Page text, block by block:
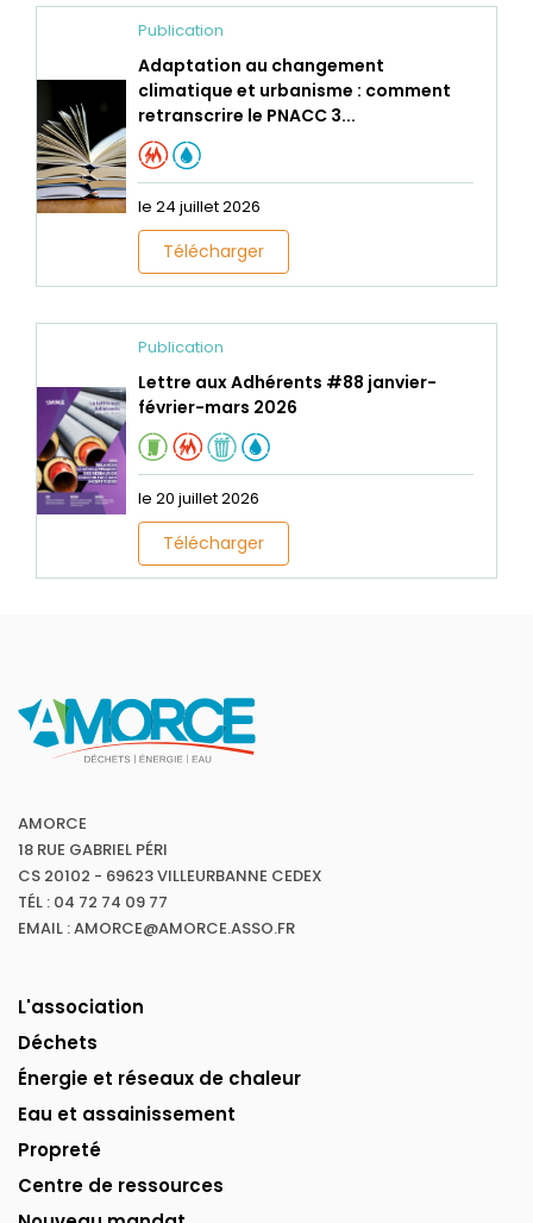
Publication
Adaptation au changement
climatique et urbanisme : comment
retranscrire le PNACC 3...
le 24 juillet 2026
Télécharger
Publication
Lettre aux Adhérents #88 janvier-
février-mars 2026
le 20 juillet 2026
Télécharger
AMORCE
18 RUE GABRIEL PÉRI
CS 20102 - 69623 VILLEURBANNE CEDEX
TÉL : 04 72 74 09 77
EMAIL : AMORCE@AMORCE.ASSO.FR
L'association
Déchets
Énergie et réseaux de chaleur
Eau et assainissement
Propreté
Centre de ressources